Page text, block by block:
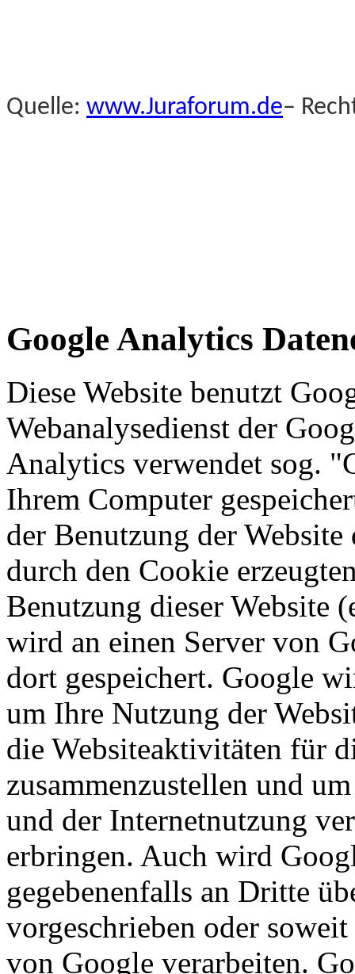
Quelle: www.Juraforum.de–
Google Analytics
Diese Website benutzt
Webanalysedienst der
Analytics verwendet sog.
Ihrem Computer
der Benutzung der
durch den Cookie
Benutzung dieser Website
wird an einen Server von
dort gespeichert. Google
um Ihre Nutzung der
die Websiteaktivitäten für
zusammenzustellen und
und der Internetnutzung
erbringen. Auch wird
gegebenenfalls an Dritte
vorgeschrieben oder
von Google verarbeiten.